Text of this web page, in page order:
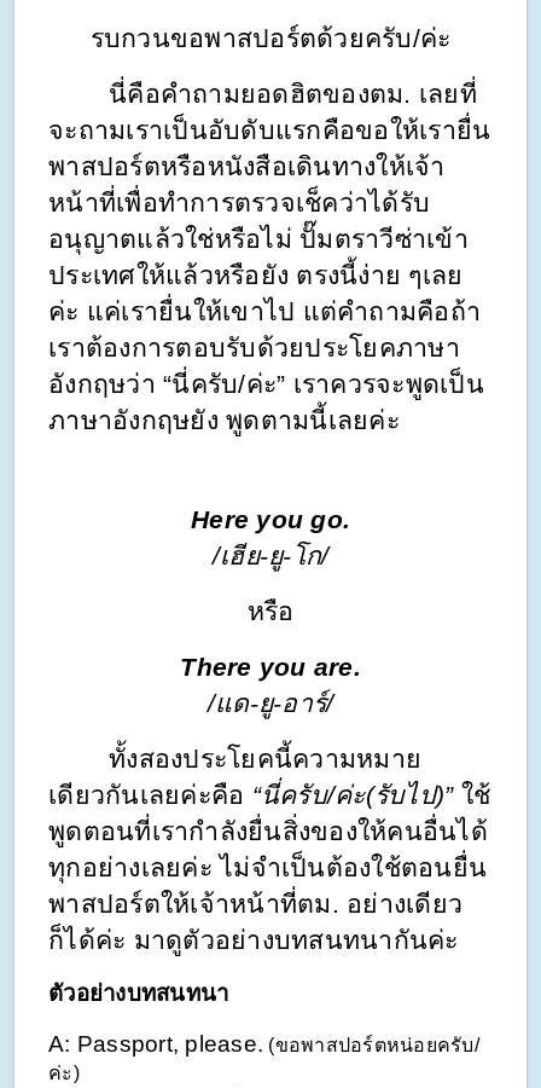
รบกวนขอพาสปอร์ตด้วยครับ/ค่ะ
นี่คือคำถามยอดฮิตของตม. เลยที่
จะถามเราเป็นอับดับแรกคือขอให้เรายื่น
พาสปอร์ตหรือหนังสือเดินทางให้เจ้า
หน้าที่เพื่อทำการตรวจเช็คว่าได้รับ
อนุญาตแล้วใช่หรือไม่ ปั๊มตราวีซ่าเข้า
ประเทศให้แล้วหรือยัง ตรงนี้ง่าย ๆเลย
ค่ะ แค่เรายื่นให้เขาไป แต่คำถามคือถ้า
เราต้องการตอบรับด้วยประโยคภาษา
อังกฤษว่า “นี่ครับ/ค่ะ” เราควรจะพูดเป็น
ภาษาอังกฤษยัง พูดตามนี้เลยค่ะ
Here you go.
/เฮีย-ยู-โก/
หรือ
There you are.
/แด-ยู-อาร์/
ทั้งสองประโยคนี้ความหมาย
เดียวกันเลยค่ะคือ “นี่ครับ/ค่ะ(รับไป)” ใช้
พูดตอนที่เรากำลังยื่นสิ่งของให้คนอื่นได้
ทุกอย่างเลยค่ะ ไม่จำเป็นต้องใช้ตอนยื่น
พาสปอร์ตให้เจ้าหน้าที่ตม. อย่างเดียว
ก็ได้ค่ะ มาดูตัวอย่างบทสนทนากันค่ะ
ตัวอย่างบทสนทนา
A: Passport, please. (ขอพาสปอร์ตหน่อยครับ/
ค่ะ)